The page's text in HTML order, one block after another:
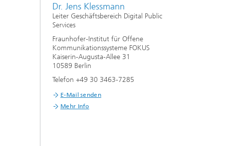
Dr. Jens Klessmann
Leiter Geschäftsbereich Digital Public
Services
Fraunhofer-Institut für Offene
Kommunikationssysteme FOKUS
Kaiserin-Augusta-Allee 31
10589 Berlin
Telefon +49 30 3463-7285
E-Mail senden
Mehr Info